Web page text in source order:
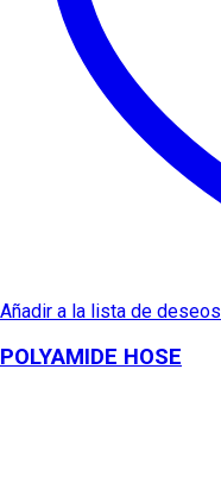
Añadir a la lista de deseos
POLYAMIDE HOSE